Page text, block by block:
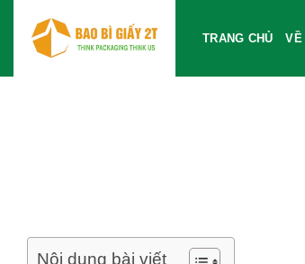
dung
TRANG CHỦ VỀ
Nội dung bài viết